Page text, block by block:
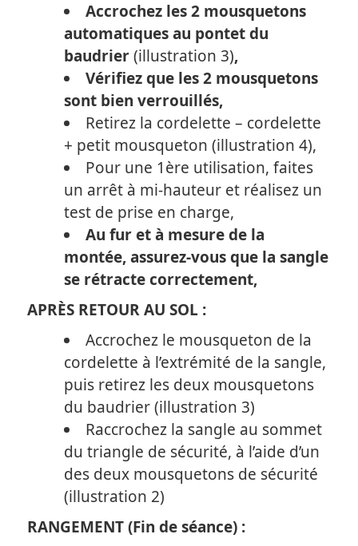
Accrochez les 2 mousquetons
automatiques au pontet du
baudrier(illustration 3),
Vérifiez que les 2 mousquetons
sont bien verrouillés,
Retirez la cordelette – cordelette
+ petit mousqueton (illustration 4),
Pour une 1ère utilisation, faites
un arrêt à mi-hauteur et réalisez un
test de prise en charge,
Au fur et à mesure de la
montée, assurez-vous que la sangle
se rétracte correctement,
APRÈS RETOUR AU SOL :
Accrochez le mousqueton de la
cordelette à l’extrémité de la sangle,
puis retirez les deux mousquetons
du baudrier (illustration 3)
Raccrochez la sangle au sommet
du triangle de sécurité, à l’aide d’un
des deux mousquetons de sécurité
(illustration 2)
RANGEMENT (Fin de séance) :